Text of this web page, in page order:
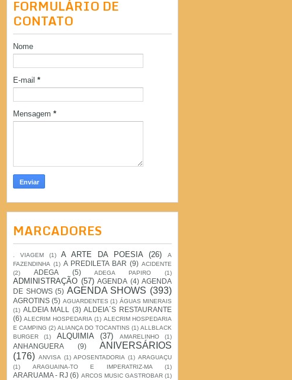
FORMULÁRIO DE
CONTATO
Nome
E-mail *
Mensagem *
MARCADORES
. VIAGEM (1) A ARTE DA POESIA (26)
A
FAZENDINHA (1) A PREDILETA BAR (9) ACIDENTE
(2)
ADEGA (5) ADEGA PAPIRO (1)
ADMINISTRAÇÃO (57) AGENDA (4) AGENDA
DE SHOWS (5) AGENDA SHOWS (393)
AGROTINS (5) AGUARDENTES (1) ÁGUAS MINERAIS
(1) ALDEIA MALL (3) ALDEIA´S RESTAURANTE
(6) ALECRIM HOSPEDARIA (1) ALECRIM HOSPEDARIA
E CAMPING (2) ALIANÇA DO TOCANTINS (1) ALLBLACK
BURGER
(1) ALQUIMIA (37) AMARELINHO (1)
ANHANGUERA (9)
ANIVERSÁRIOS
(176) ANVISA (1) APOSENTADORIA (1) ARAGUAÇU
(1)
ARAGUAINA-TO E IMPERATRIZ-MA (1)
ARARUAMA - RJ (6) ARCOS MUSIC GASTROBAR (1)